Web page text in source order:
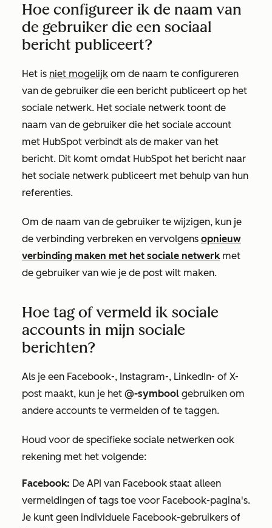
Hoe configureer ik de naam van
de gebruiker die een sociaal
bericht publiceert?
Het is niet mogelijk om de naam te configureren
van de gebruiker die een bericht publiceert op het
sociale netwerk. Het sociale netwerk toont de
naam van de gebruiker die het sociale account
met HubSpot verbindt als de maker van het
bericht. Dit komt omdat HubSpot het bericht naar
het sociale netwerk publiceert met behulp van hun
referenties.
Om de naam van de gebruiker te wijzigen, kun je
de verbinding verbreken en vervolgens opnieuw
verbinding maken met het sociale netwerkmet
de gebruiker van wie je de post wilt maken.
Hoe tag of vermeld ik sociale
accounts in mijn sociale
berichten?
Als je een Facebook-, Instagram-, LinkedIn- of X-
post maakt, kun je het @-symbool gebruiken om
andere accounts te vermelden of te taggen.
Houd voor de specifieke sociale netwerken ook
rekening met het volgende:
Facebook: De API van Facebook staat alleen
vermeldingen of tags toe voor Facebook-pagina's.
Je kunt geen individuele Facebook-gebruikers of